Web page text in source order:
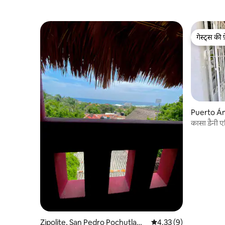
Zipolite, San Pedro Pochutla
औसत रेटिंग 5 में से 4.33, 9
4.33 (9)
गेस्ट्स की
गेस्ट्स की
Puerto
कासा डैनी